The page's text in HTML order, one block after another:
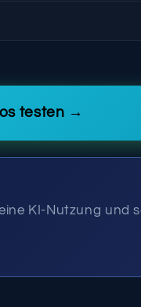
testen →
KI-Nutzung und